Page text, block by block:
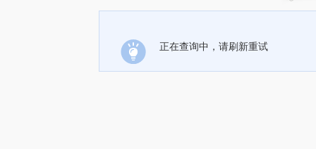
正在查询中，请刷新重试